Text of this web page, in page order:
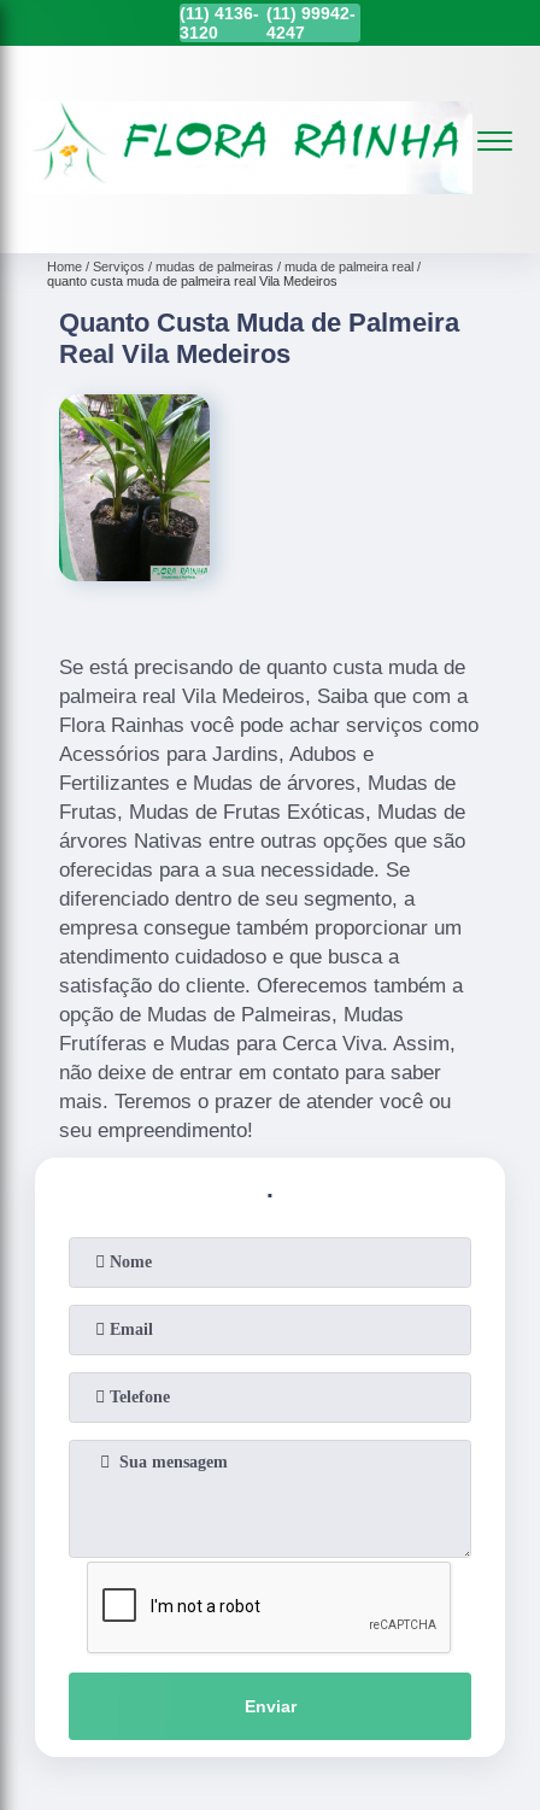
(11) 4136-
3120
(11)99942-
4247
Home Serviços mudas de palmeiras
muda de palmeira real
quanto custa muda de palmeira real Vila Medeiros
Quanto Custa Muda de Palmeira
Real Vila Medeiros
Se está precisando de quanto custa muda de
palmeira real Vila Medeiros, Saiba que com a
Flora Rainhas você pode achar serviços como
Acessórios para Jardins, Adubos e
Fertilizantes e Mudas de árvores, Mudas de
Frutas, Mudas de Frutas Exóticas, Mudas de
árvores Nativas entre outras opções que são
oferecidas para a sua necessidade. Se
diferenciado dentro de seu segmento, a
empresa consegue também proporcionar um
atendimento cuidadoso e que busca a
satisfação do cliente. Oferecemos também a
opção de Mudas de Palmeiras, Mudas
Frutíferas e Mudas para Cerca Viva. Assim,
não deixe de entrar em contato para saber
mais. Teremos o prazer de atender você ou
seu empreendimento!
.
Enviar